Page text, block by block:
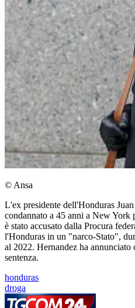
© Ansa
L'ex presidente dell'Honduras
condannato a 45 anni a New
è stato accusato dalla Procura
l'Honduras in un "narco-Stato",
al 2022. Hernandez ha annunciato
sentenza.
honduras
droga